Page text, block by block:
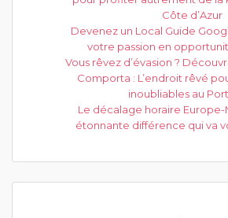
Côte d’Azur
Devenez un Local Guide
votre passion en
Vous rêvez d’évasion ?
Comporta : L’endroit rêvé
inoubliables au
Le décalage horaire Europe-
étonnante différence qui va